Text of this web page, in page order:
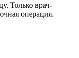
Только врач-
операция.